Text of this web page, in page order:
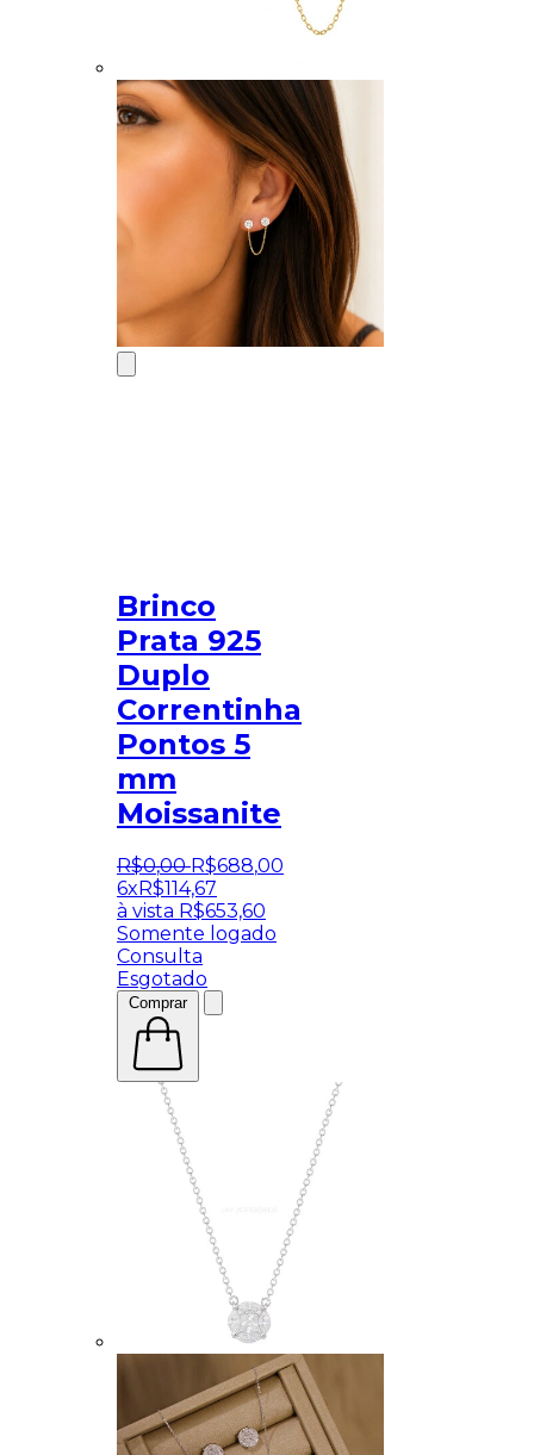
Brinco
Prata 925
Duplo
Correntinha
Pontos 5
mm
Moissanite
R$0,00 R$688,00
6xR$114,67
à vista R$653,60
Somente logado
Consulta
Esgotado
Comprar